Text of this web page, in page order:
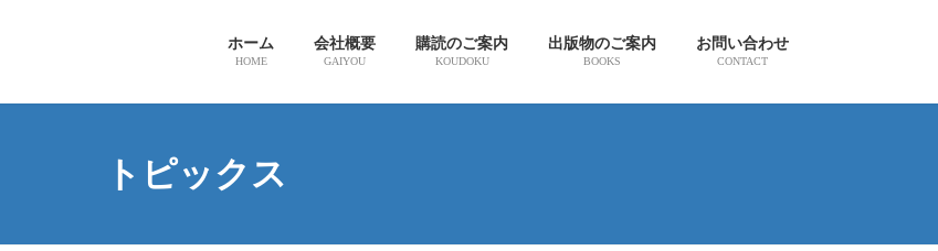
ホーム
HOME
会社概要
GAIYOU
購読のご案内
KOUDOKU
出版物のご案内
BOOKS
お問い合わせ
CONTACT
トピックス